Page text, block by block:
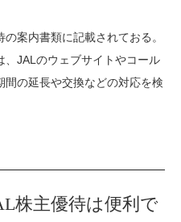
案内書類に記載されておる。
JALのウェブサイトやコール
の延長や交換などの対応を検
株主優待は便利で